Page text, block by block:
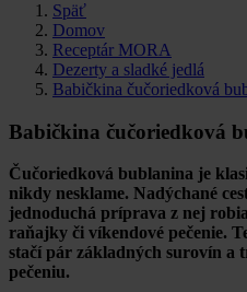
Späť
Domov
Receptár MORA
Dezerty a sladké jedlá
Babičkina čučoriedková
Babičkina čučoriedková
Čučoriedková bublanina je
nikdy nesklame. Nadýchané
jednoduchá príprava z nej
raňajky či víkendové pečenie.
stačí pár základných surovín a
pečeniu.